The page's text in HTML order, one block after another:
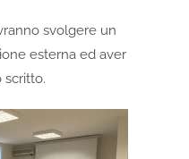
svolgere un
esterna ed aver
scritto.